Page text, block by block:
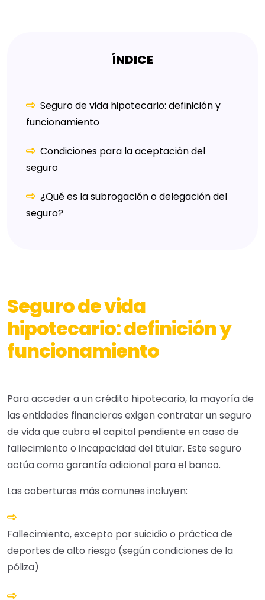
ÍNDICE
Seguro de vida hipotecario: definición y
funcionamiento
Condiciones para la aceptación del
seguro
¿Qué es la subrogación o delegación del
seguro?
Seguro de vida
hipotecario: definición y
funcionamiento
Para acceder a un crédito hipotecario, la mayoría de
las entidades financieras exigen contratar un seguro
de vida que cubra el capital pendiente en caso de
fallecimiento o incapacidad del titular. Este seguro
actúa como garantía adicional para el banco.
Las coberturas más comunes incluyen:
Fallecimiento, excepto por suicidio o práctica de
deportes de alto riesgo (según condiciones de la
póliza)